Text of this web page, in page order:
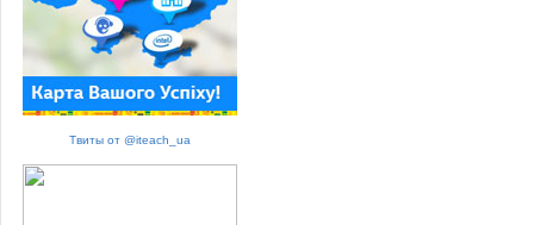
Твиты от @iteach_ua